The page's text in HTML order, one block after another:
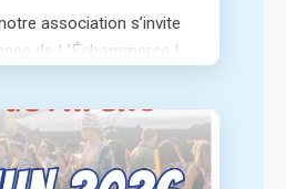
association s’invite
de L’Échommerce !
concept et de notre
le dynamisme des
villes.